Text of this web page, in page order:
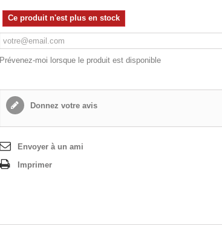
Ce produit n'est plus en stock
Prévenez-moi lorsque le produit est disponible
Donnez votre avis
Envoyer à un ami
Imprimer